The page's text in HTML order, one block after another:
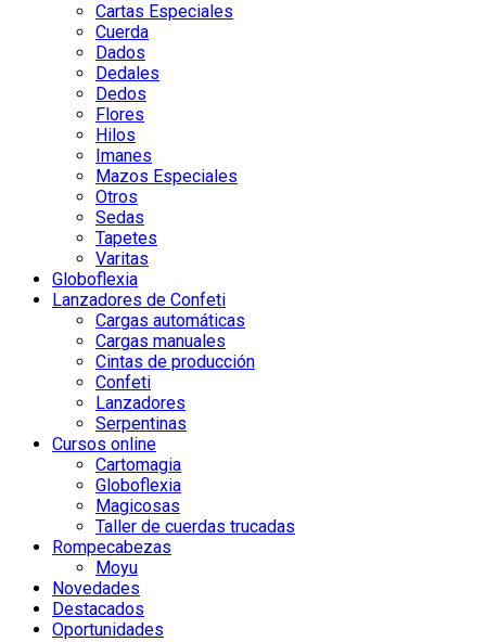
Cartas Especiales
Cuerda
Dados
Dedales
Dedos
Flores
Hilos
Imanes
Mazos Especiales
Otros
Sedas
Tapetes
Varitas
Globoflexia
Lanzadores de Confeti
Cargas automáticas
Cargas manuales
Cintas de producción
Confeti
Lanzadores
Serpentinas
Cursos online
Cartomagia
Globoflexia
Magicosas
Taller de cuerdas trucadas
Rompecabezas
Moyu
Novedades
Destacados
Oportunidades